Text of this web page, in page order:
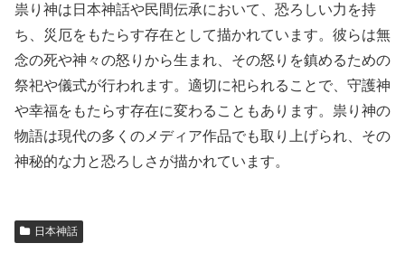
祟り神は日本神話や民間伝承において、恐ろしい力を持
ち、災厄をもたらす存在として描かれています。彼らは無
念の死や神々の怒りから生まれ、その怒りを鎮めるための
祭祀や儀式が行われます。適切に祀られることで、守護神
や幸福をもたらす存在に変わることもあります。祟り神の
物語は現代の多くのメディア作品でも取り上げられ、その
神秘的な力と恐ろしさが描かれています。
日本神話